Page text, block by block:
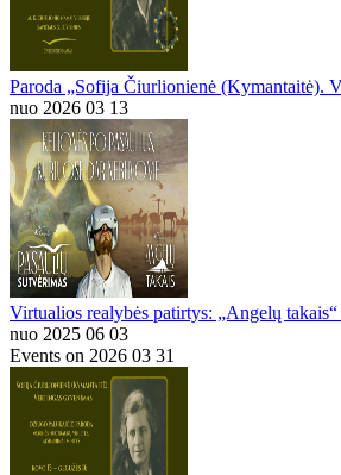
Paroda „Sofija Čiurlionienė (Kymantaitė).
nuo 2026 03 13
Virtualios realybės patirtys: „Angelų
nuo 2025 06 03
Events on 2026 03 31